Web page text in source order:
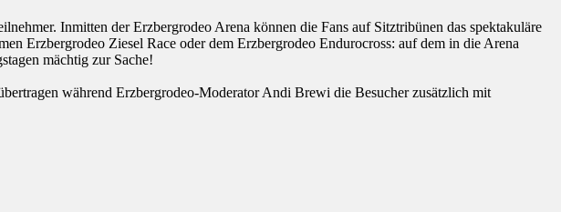
Inmitten der Erzbergrodeo Arena können die Fans auf Sitztribünen das spektakuläre
Erzbergrodeo Ziesel Race oder dem Erzbergrodeo Endurocross: auf dem in die Arena
mächtig zur Sache!
während Erzbergrodeo-Moderator Andi Brewi die Besucher zusätzlich mit